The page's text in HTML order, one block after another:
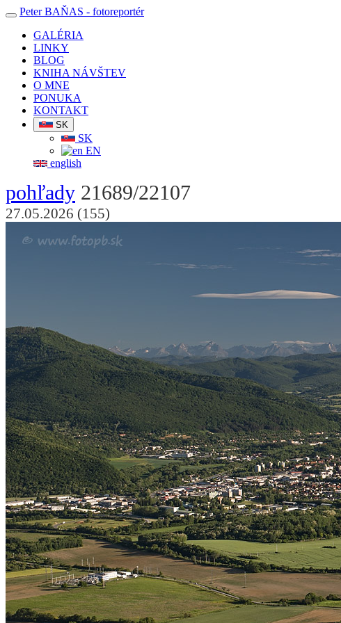
Peter BAŇAS - fotoreportér
GALÉRIA
LINKY
BLOG
KNIHA NÁVŠTEV
O MNE
PONUKA
KONTAKT
SK
SK
EN
english
pohľady 21689/22107
27.05.2026 (155)